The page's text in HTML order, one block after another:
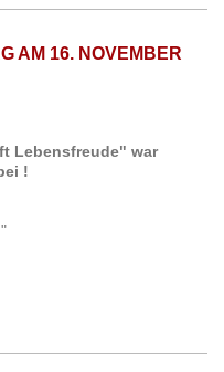
AM 16. NOVEMBER
Lebensfreude" war
!